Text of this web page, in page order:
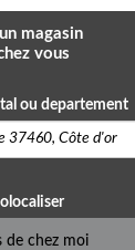
magasin
vous
ou departement
de chez moi